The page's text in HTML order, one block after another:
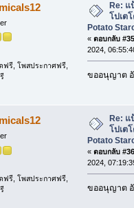
ฟรี, โพสประกาศฟรี,
Re: แ
โปเต
Potato
« ตอบกลับ
2024,
ขออนุญาต
ฟรี, โพสประกาศฟรี,
Re: แ
โปเต
Potato
« ตอบกลับ
2024,
ขออนุญาต